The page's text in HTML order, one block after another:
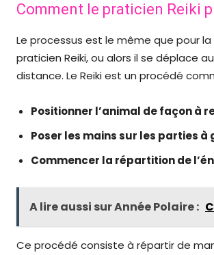
Comment le praticien Reiki
Le processus est le même que pour
praticien Reiki, ou alors il se déplace
distance. Le Reiki est un procédé
Positionner l’animal de façon à
Poser les mains sur les parties à
Commencer la répartition de
A lire aussi sur Année Polaire :
Ce procédé consiste à répartir de